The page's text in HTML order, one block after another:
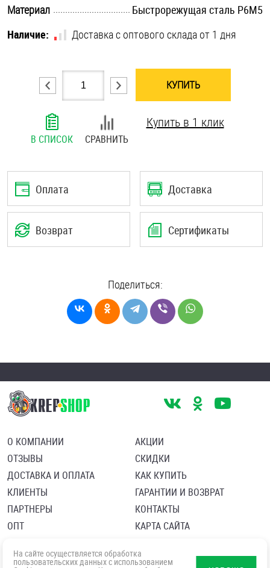
Шпильки
Шплинты
Штифты и пальцы
Материал
Быстрорежущая сталь Р6М5
Наличие:
Доставка с оптового склада от 1 дня
КУПИТЬ
В СПИСОК СРАВНИТЬ
Купить в 1 клик
Оплата Доставка
Возврат Сертификаты
Поделиться:
О КОМПАНИИ
ОТЗЫВЫ
ДОСТАВКА И ОПЛАТА
КЛИЕНТЫ
ПАРТНЕРЫ
ОПТ
АКЦИИ
СКИДКИ
КАК КУПИТЬ
ГАРАНТИИ И ВОЗВРАТ
КОНТАКТЫ
КАРТА САЙТА
Политика в отношении обработки персональных данных
Согласие посетителя сайта на обработку персональных данны
На сайте осуществляется обработка
пользовательских данных с использованием